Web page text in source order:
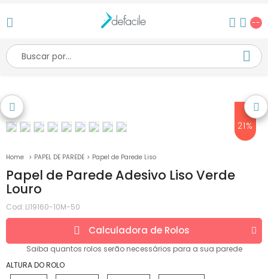
--
21%
PAPEL DE PAREDE Papel de Parede Liso
Papel de Parede Adesivo Liso Verde
Louro
Cod: LI19160-10M-50
Calculadora de Rolos
Saiba quantos rolos serão necessários para a sua parede
ALTURA DO ROLO